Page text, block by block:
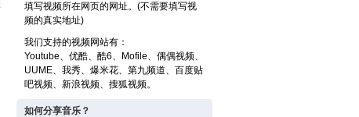
填写视频所在网页的网址。(不需要填写视
频的真实地址)
我们支持的视频网站有：
Youtube、优酷、酷6、Mofile、偶偶视频、
UUME、我秀、爆米花、第九频道、百度贴
吧视频、新浪视频、搜狐视频。
如何分享音乐？